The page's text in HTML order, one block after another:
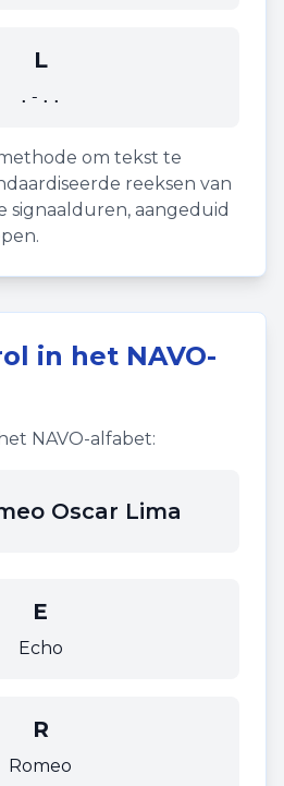
L
.-..
om tekst te
reeksen van
signaalduren, aangeduid
in het NAVO-
NAVO-alfabet:
Oscar Lima
E
Echo
R
Romeo